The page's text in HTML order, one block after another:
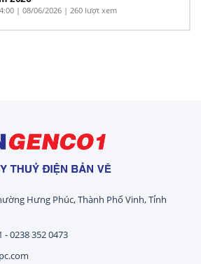
| 08/06/2026 | 260 lượt xem
Hưng Phúc, Thành Phố Vinh, Tỉnh
0238 352 0473